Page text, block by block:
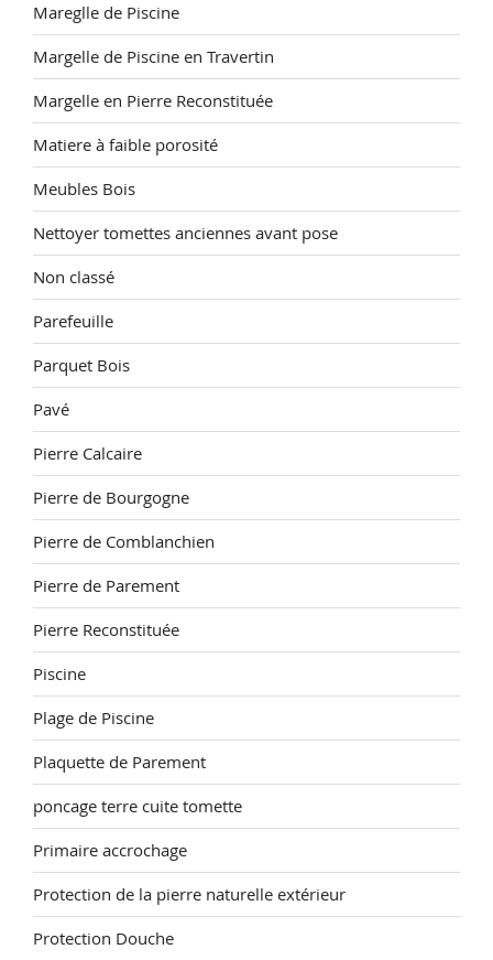
Mareglle de Piscine
Margelle de Piscine en Travertin
Margelle en Pierre Reconstituée
Matiere à faible porosité
Meubles Bois
Nettoyer tomettes anciennes avant pose
Non classé
Parefeuille
Parquet Bois
Pavé
Pierre Calcaire
Pierre de Bourgogne
Pierre de Comblanchien
Pierre de Parement
Pierre Reconstituée
Piscine
Plage de Piscine
Plaquette de Parement
poncage terre cuite tomette
Primaire accrochage
Protection de la pierre naturelle extérieur
Protection Douche